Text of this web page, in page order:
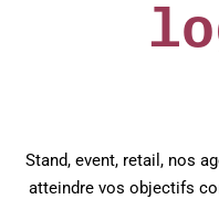
Stand, event, retail, nos
atteindre vos objectifs